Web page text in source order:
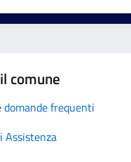
comune
domande frequenti
Assistenza